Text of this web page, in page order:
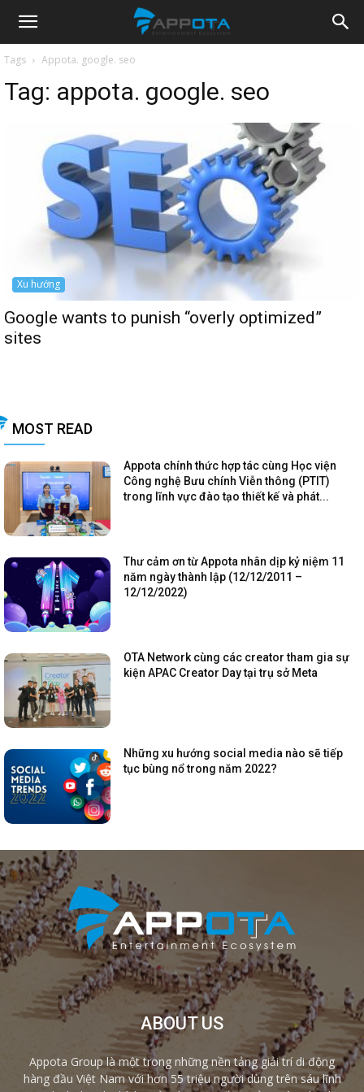
Appota
News
Tags Appota. google. seo
Tag: appota. google. seo
Xu hướng
Google wants to punish “overly optimized”
sites
MOST READ
Appota chính thức hợp tác cùng Học viện
Công nghệ Bưu chính Viễn thông (PTIT)
trong lĩnh vực đào tạo thiết kế và phát...
Thư cảm ơn từ Appota nhân dịp kỷ niệm 11
năm ngày thành lập (12/12/2011 –
12/12/2022)
OTA Network cùng các creator tham gia sự
kiện APAC Creator Day tại trụ sở Meta
Những xu hướng social media nào sẽ tiếp
tục bùng nổ trong năm 2022?
ABOUT US
Appota Group là một trong những nền tảng giải trí di động
hàng đầu Việt Nam với hơn 55 triệu người dùng trên sáu lĩnh